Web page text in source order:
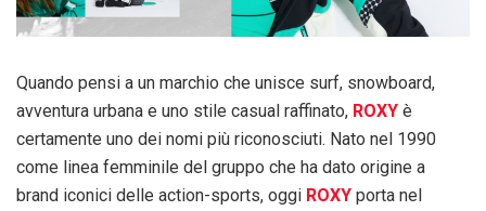
Quando pensi a un marchio che unisce surf, snowboard,
avventura urbana e uno stile casual raffinato, ROXY è
certamente uno dei nomi più riconosciuti. Nato nel 1990
come linea femminile del gruppo che ha dato origine a
brand iconici delle action-sports, oggi ROXY porta nel